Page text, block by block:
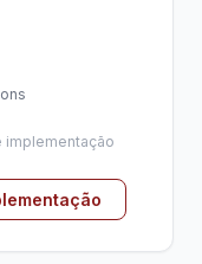
implementação